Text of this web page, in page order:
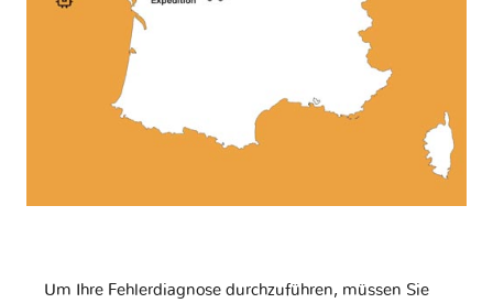
Um Ihre Fehlerdiagnose durchzuführen, müssen Sie